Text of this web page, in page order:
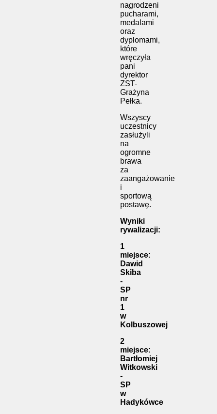
nagrodzeni
pucharami,
medalami
oraz
dyplomami,
które
wręczyła
pani
dyrektor
ZST-
Grażyna
Pełka.
Wszyscy
uczestnicy
zasłużyli
na
ogromne
brawa
za
zaangażowanie
i
sportową
postawę.
Wyniki
rywalizacji:
1
miejsce:
Dawid
Skiba
-
SP
nr
1
w
Kolbuszowej
2
miejsce:
Bartłomiej
Witkowski
-
SP
w
Hadykówce